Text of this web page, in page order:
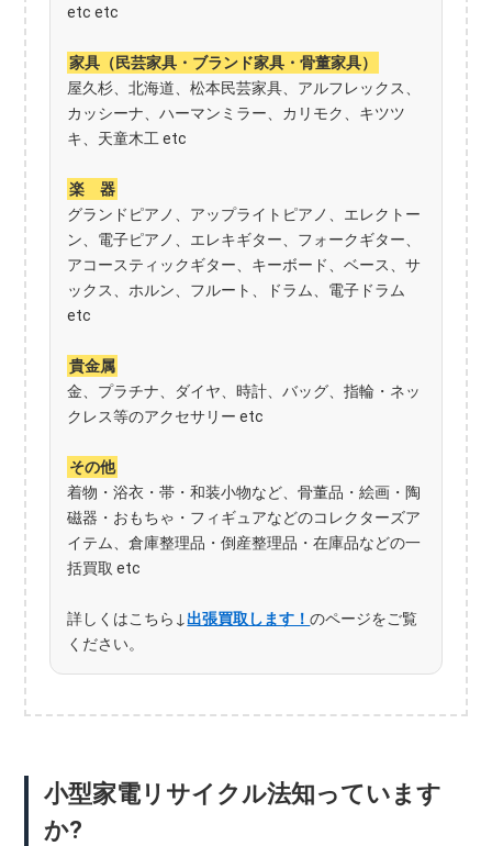
etc etc
家具（民芸家具・ブランド家具・骨董家具）
屋久杉、北海道、松本民芸家具、アルフレックス、
カッシーナ、ハーマンミラー、カリモク、キツツ
キ、天童木工 etc
楽 器
グランドピアノ、アップライトピアノ、エレクトー
ン、電子ピアノ、エレキギター、フォークギター、
アコースティックギター、キーボード、ベース、サ
ックス、ホルン、フルート、ドラム、電子ドラム
etc
貴金属
金、プラチナ、ダイヤ、時計、バッグ、指輪・ネッ
クレス等のアクセサリー etc
その他
着物・浴衣・帯・和装小物など、骨董品・絵画・陶
磁器・おもちゃ・フィギュアなどのコレクターズア
イテム、倉庫整理品・倒産整理品・在庫品などの一
括買取 etc
詳しくはこちら↓ 出張買取します！のページをご覧
ください。
小型家電リサイクル法知っています
か?